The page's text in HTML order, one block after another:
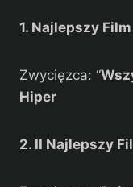
1. Najlepszy
Zwycięzca: “
Hiper
2. II Najlepszy